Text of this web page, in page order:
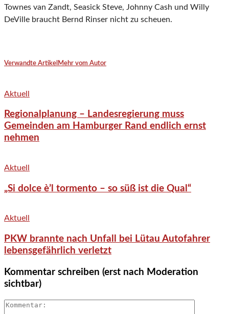
Townes van Zandt, Seasick Steve, Johnny Cash und Willy
DeVille braucht Bernd Rinser nicht zu scheuen.
Verwandte Artikel Mehr vom Autor
Aktuell
Regionalplanung – Landesregierung muss
Gemeinden am Hamburger Rand endlich ernst
nehmen
Aktuell
„Si dolce è’l tormento – so süß ist die Qual“
Aktuell
PKW brannte nach Unfall bei Lütau Autofahrer
lebensgefährlich verletzt
Kommentar schreiben (erst nach Moderation
sichtbar)